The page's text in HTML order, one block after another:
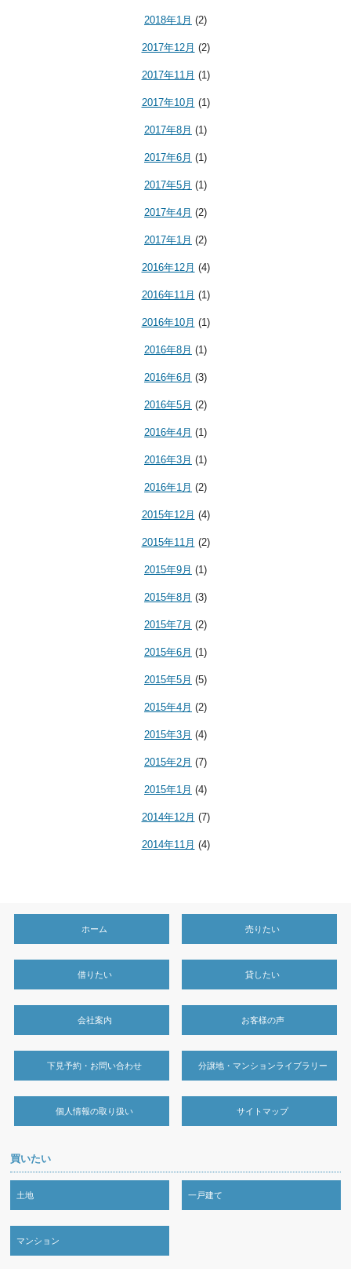
2018年1月 (2)
2017年12月 (2)
2017年11月 (1)
2017年10月 (1)
2017年8月 (1)
2017年6月 (1)
2017年5月 (1)
2017年4月 (2)
2017年1月 (2)
2016年12月 (4)
2016年11月 (1)
2016年10月 (1)
2016年8月 (1)
2016年6月 (3)
2016年5月 (2)
2016年4月 (1)
2016年3月 (1)
2016年1月 (2)
2015年12月 (4)
2015年11月 (2)
2015年9月 (1)
2015年8月 (3)
2015年7月 (2)
2015年6月 (1)
2015年5月 (5)
2015年4月 (2)
2015年3月 (4)
2015年2月 (7)
2015年1月 (4)
2014年12月 (7)
2014年11月 (4)
ホーム 売りたい
借りたい 貸したい
会社案内 お客様の声
下見予約・お問い合わせ 分譲地・マンションライブラリー
個人情報の取り扱い サイトマップ
買いたい
土地 一戸建て
マンション